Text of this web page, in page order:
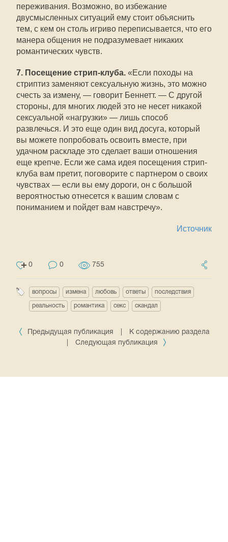
переживания. Возможно, во избежание
двусмысленных ситуаций ему стоит объяснить
тем, с кем он столь игриво переписывается, что его
манера общения не подразумевает никаких
романтических чувств.
7. Посещение стрип-клуба. «Если походы на
стриптиз заменяют сексуальную жизнь, это можно
счесть за измену, — говорит Беннетт. — С другой
стороны, для многих людей это не несет никакой
сексуальной «нагрузки» — лишь способ
развлечься. И это еще один вид досуга, который
вы можете попробовать освоить вместе, при
удачном раскладе это сделает ваши отношения
еще крепче. Если же сама идея посещения стрип-
клуба вам претит, поговорите с партнером о своих
чувствах — если вы ему дороги, он с большой
вероятностью отнесется к вашим словам с
пониманием и пойдет вам навстречу».
Источник
0 0 755
вопросы измена любовь ответы последствия
реальность романтика секс скандал
Предыдущая публикация
К содержанию раздела
Следующая публикация